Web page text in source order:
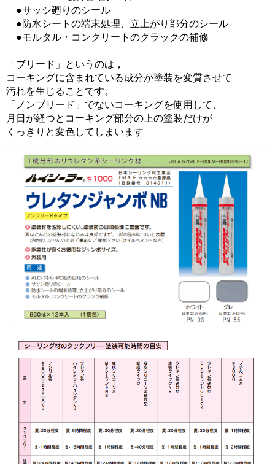
●サッシ廻りのシール
●防水シートの端末処理、立上がり部分のシール
●モルタル・コンクリートのクラックの補修
「ブリード」というのは，
コーキングに含まれている成分が塗装を変質させて
汚れを生じることです。
「ノンブリード」でないコーキングを使用して、
月日が経つとコーキング部分の上の塗装だけが
くっきりと変色してしまいます